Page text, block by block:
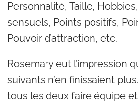
Personnalité, Taille,
sensuels, Points positifs,
Pouvoir d’attraction, etc.
Rosemary eut l’impression
suivants n’en finissaient
tous les deux faire équipe